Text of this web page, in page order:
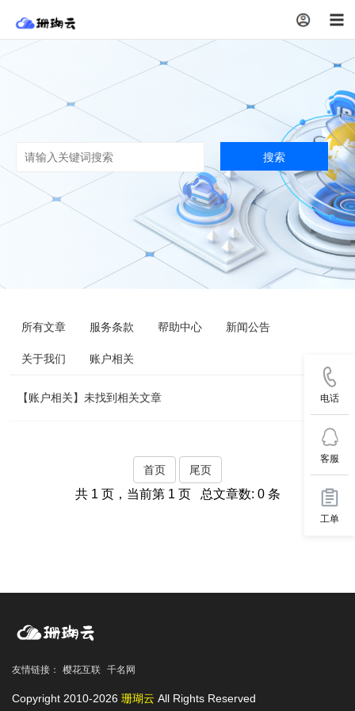
搜索
所有文章 服务条款 帮助中心 新闻公告
关于我们 账户相关
【账户相关】未找到相关文章
首页 尾页
共 1 页，当前第 1 页 总文章数: 0 条
友情链接： 樱花互联 千名网
Copyright 2010-2026 珊瑚云 All Rights Reserved
电话
客服
工单